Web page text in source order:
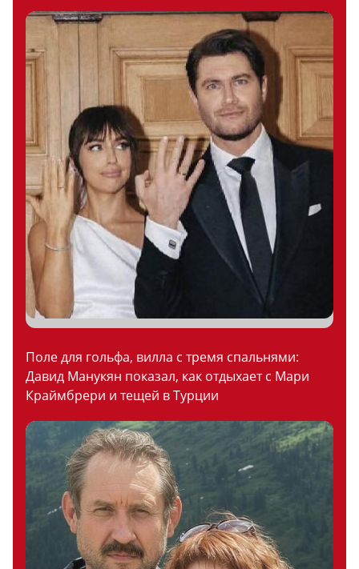
Поле для гольфа, вилла с тремя спальнями:
Давид Манукян показал, как отдыхает с Мари
Краймбрери и тещей в Турции